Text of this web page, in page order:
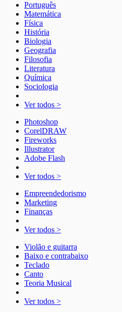
Português
Matemática
Física
História
Biologia
Geografia
Filosofia
Literatura
Química
Sociologia
Ver todos >
Photoshop
CorelDRAW
Fireworks
Illustrator
Adobe Flash
Ver todos >
Empreendedorismo
Marketing
Finanças
Ver todos >
Violão e guitarra
Baixo e contrabaixo
Teclado
Canto
Teoria Musical
Ver todos >